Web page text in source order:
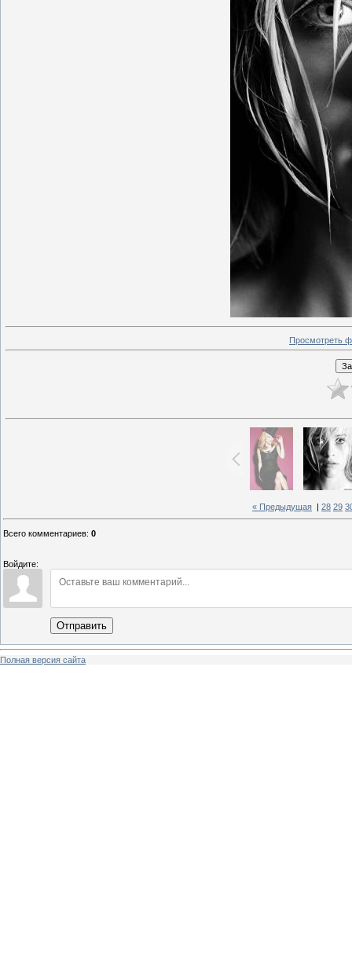
Просмотреть
« Предыдущая 28 29
Всего комментариев: 0
Войдите:
Отправить
Полная версия сайта